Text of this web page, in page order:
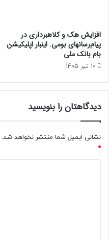
افزایش هک و کلاهبرداری در
پیام‌رسانهای بومی. اینبار اپلیکیشن
بام‌ بانک ملی
10 تیر 1405
دیدگاهتان را بنویسید
نشانی ایمیل شما منتشر نخواهد شد.
*